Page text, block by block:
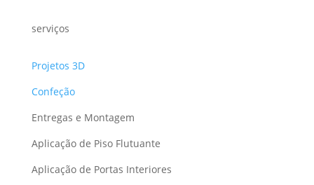
serviços
Projetos 3D
Confeção
Entregas e Montagem
Aplicação de Piso Flutuante
Aplicação de Portas Interiores